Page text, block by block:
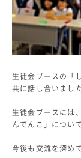
地の塩、世の光（
生徒会ブースの「
共に話し合いました
生徒会ブースには
んでんこ」につい
今後も交流を深め